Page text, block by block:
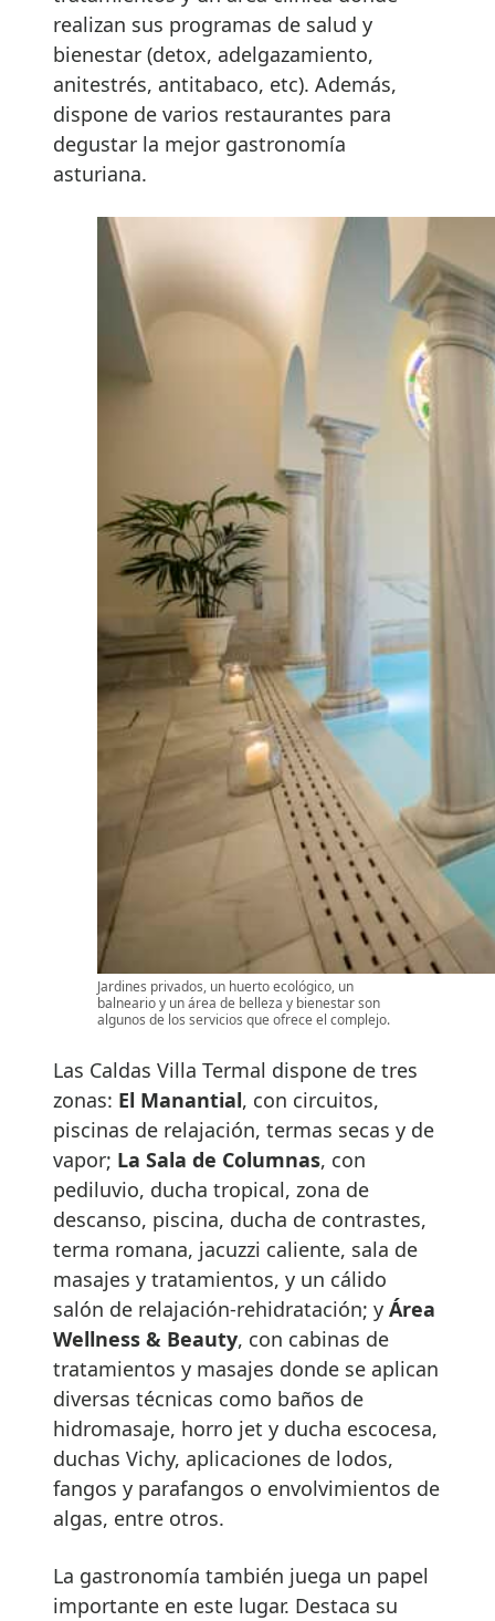
realizan sus programas de salud y
bienestar (detox, adelgazamiento,
anitestrés, antitabaco, etc). Además,
dispone de varios restaurantes para
degustar la mejor gastronomía
asturiana.
Jardines privados, un huerto ecológico, un
balneario y un área de belleza y bienestar son
algunos de los servicios que ofrece el complejo.
Las Caldas Villa Termal dispone de tres
zonas: El Manantial, con circuitos,
piscinas de relajación, termas secas y de
vapor; La Sala de Columnas, con
pediluvio, ducha tropical, zona de
descanso, piscina, ducha de contrastes,
terma romana, jacuzzi caliente, sala de
masajes y tratamientos, y un cálido
salón de relajación-rehidratación; y Área
Wellness & Beauty, con cabinas de
tratamientos y masajes donde se aplican
diversas técnicas como baños de
hidromasaje, horro jet y ducha escocesa,
duchas Vichy, aplicaciones de lodos,
fangos y parafangos o envolvimientos de
algas, entre otros.
La gastronomía también juega un papel
importante en este lugar. Destaca su